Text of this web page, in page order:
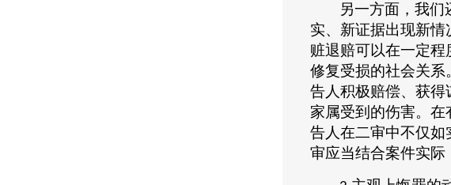
另一方面，我
实、新证据出现新
赃退赔可以在一定程
修复受损的社会关
告人积极赔偿、获
家属受到的伤害。
告人在二审中不仅
审应当结合案件实际